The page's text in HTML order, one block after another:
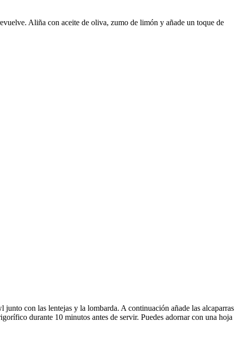
Aliña con aceite de oliva, zumo de limón y añade un toque de
con las lentejas y la lombarda. A continuación añade las alcaparras
durante 10 minutos antes de servir. Puedes adornar con una hoja